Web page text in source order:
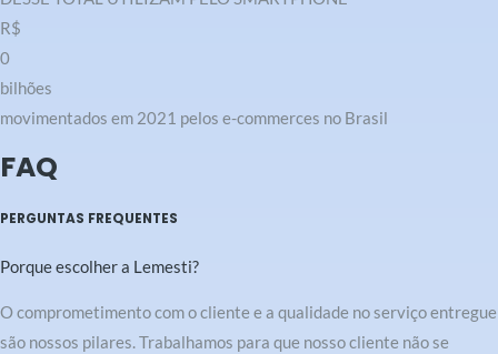
R$
0
bilhões
movimentados em 2021 pelos e-commerces no Brasil
FAQ
PERGUNTAS FREQUENTES
Porque escolher a Lemesti?
O comprometimento com o cliente e a qualidade no serviço entregue
são nossos pilares. Trabalhamos para que nosso cliente não se